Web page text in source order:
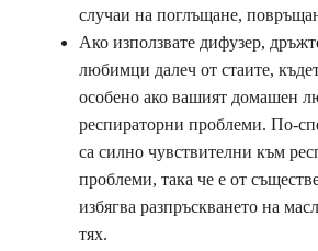
случаи на поглъщане,
Ако използвате дифузер,
любимци далеч от стаите,
особено ако вашият домашен
респираторни проблеми. По-
са силно чувствителни към
проблеми, така че е от
избягва разпръскването на
тях.